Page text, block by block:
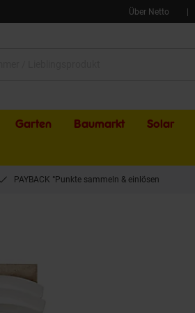
Über Netto
Garten Baumarkt Solar
PAYBACK °Punkte sammeln & einlösen